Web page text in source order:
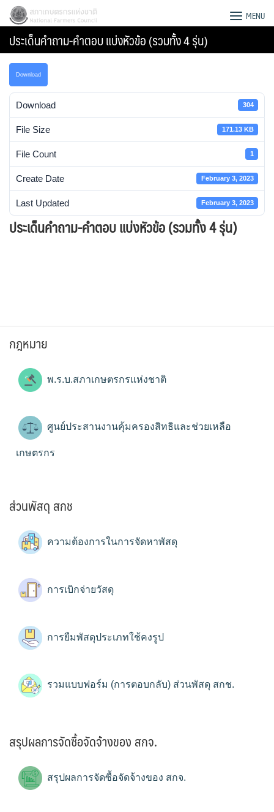
Skip
content
Search
สภาเกษตรกรแห่งชาติ MENU
ประเด็นคำถาม-คำตอบ แบ่งหัวข้อ (รวมทั้ง 4 รุ่น)
Download
Download 304
File Size 171.13 KB
File Count 1
Create Date February 3, 2023
Last Updated February 3, 2023
ประเด็นคำถาม-คำตอบ แบ่งหัวข้อ (รวมทั้ง 4 รุ่น)
กฎหมาย
พ.ร.บ.สภาเกษตรกรแห่งชาติ
ศูนย์ประสานงานคุ้มครองสิทธิและช่วยเหลือ
เกษตรกร
ส่วนพัสดุ สกช
ความต้องการในการจัดหาพัสดุ
การเบิกจ่ายวัสดุ
การยืมพัสดุประเภทใช้คงรูป
รวมแบบฟอร์ม (การตอบกลับ) ส่วนพัสดุ สกช.
สรุปผลการจัดซื้อจัดจ้างของ สกจ.
สรุปผลการจัดซื้อจัดจ้างของ สกจ.